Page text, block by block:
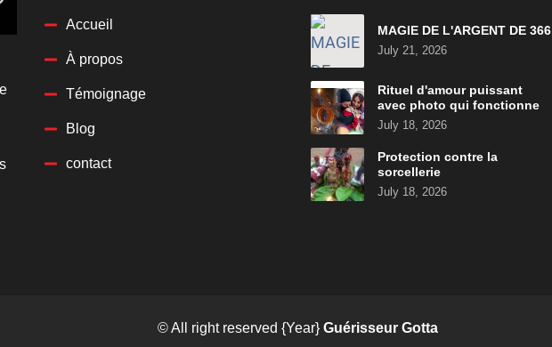
Accueil
À propos
Témoignage
Blog
contact
MAGIE DE L'ARGENT DE 366
July 21, 2026
Rituel d'amour puissant
avec photo qui fonctionne
July 18, 2026
Protection contre la
sorcellerie
July 18, 2026
© All right reserved {Year} Guérisseur Gotta